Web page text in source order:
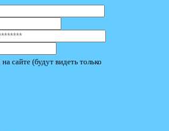
сайте (будут видеть только